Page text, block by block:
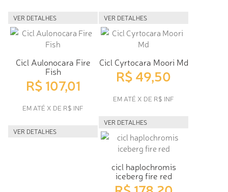
VER DETALHES VER DETALHES
Cicl Aulonocara Fire
Fish
R$ 107,01
EM ATÉ X DE R$ INF
VER DETALHES
Cicl Cyrtocara Moori Md
R$ 49,50
EM ATÉ X DE R$ INF
VER DETALHES
cicl haplochromis
iceberg fire red